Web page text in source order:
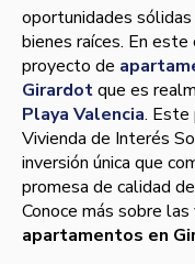
oportunidades
bienes raíces. En
proyecto de
Girardotque es
Playa Valencia. Este
Vivienda de Interés
inversión única que
promesa de calidad
Conoce más sobre
apartamentos en